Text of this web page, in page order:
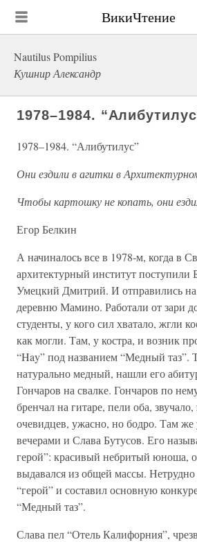
ВикиЧтение
Nautilus Pompilius
Кушнир Александр
1978–1984.
1978–1984. “Алибутилус”
Они ездили в агитки в
Чтобы картошку не копать, они
Егор Белкин
А начиналось все в 1978-м, когда в
архитектурный институт поступили
Умецкий Дмитрий. И отправились
деревню Мамино. Работали от зари
студенты, у кого сил хватало, жгли
как могли. Там, у костра, и возник
“Hay” под названием “Медный таз”.
натурально медный, нашли его
Гончаров на свалке. Гончаров по
бренчал на гитаре, пели оба,
очевидцев, ужасно, но бодро. Там же
вечерами и Слава Бутусов. Его
герой”: красивый небритый юноша,
выдавался из общей массы. Нетрудно
“герой” и составил основную
“Медный таз”.
Слава пел “Отель Калифорния”,